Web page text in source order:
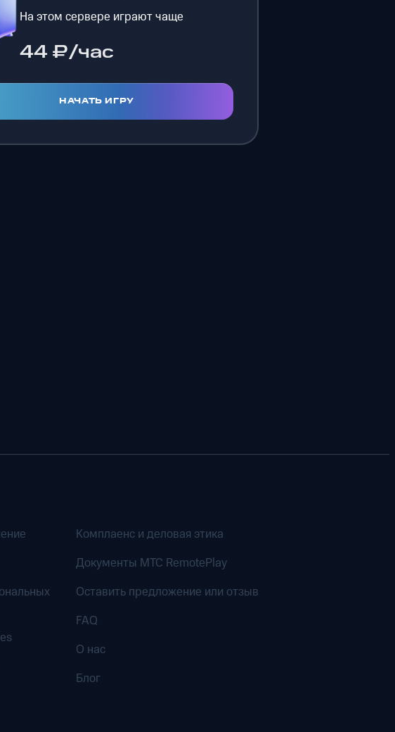
На этом сервере играют чаще
44 ₽/час
НАЧАТЬ ИГРУ
Комплаенс и деловая этика
Документы MTC RemotePlay
Оставить предложение или отзыв
FAQ
О нас
Блог